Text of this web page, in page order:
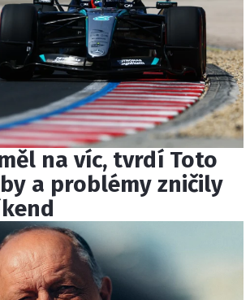
na víc, tvrdí Toto
a problémy zničily